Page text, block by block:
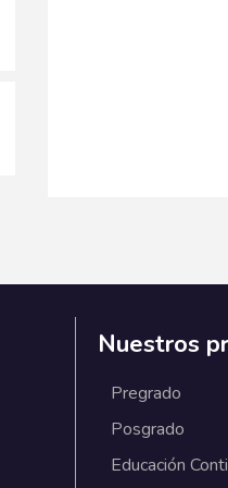
Nuestros
Pregrado
Posgrado
Educación